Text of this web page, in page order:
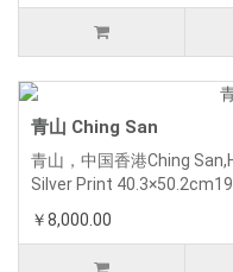
青山 Ching San
青山，中国香港Ching
Silver Print
￥8,000.00